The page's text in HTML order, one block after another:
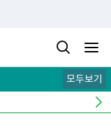
모두보기